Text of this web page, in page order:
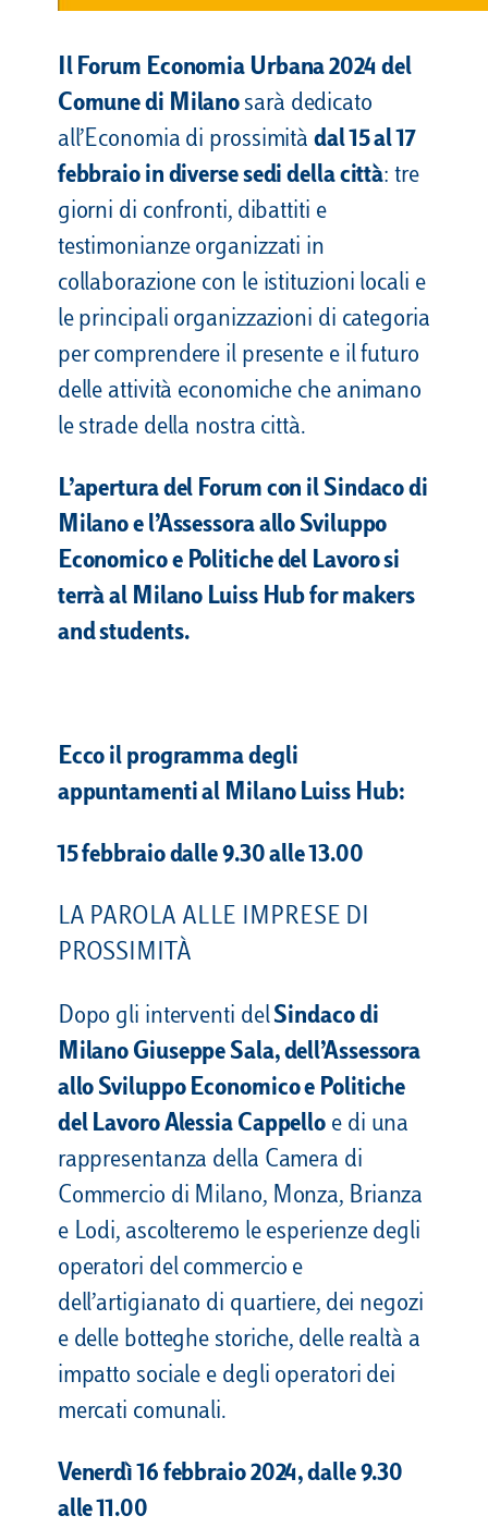
Il Forum Economia Urbana 2024 del
Comune di Milano sarà dedicato
all’Economia di prossimitàdal 15 al 17
febbraio in diverse sedi della città: tre
giorni di confronti, dibattiti e
testimonianze organizzati in
collaborazione con le istituzioni locali e
le principali organizzazioni di categoria
per comprendere il presente e il futuro
delle attività economiche che animano
le strade della nostra città.
L’apertura del Forum con il Sindaco di
Milano e l’Assessora allo Sviluppo
Economico e Politiche del Lavoro si
terrà al Milano Luiss Hub for makers
and students.
Ecco il programma degli
appuntamenti al Milano Luiss Hub:
15 febbraio dalle 9.30 alle 13.00
LA PAROLA ALLE IMPRESE DI
PROSSIMITÀ
Dopo gli interventi delSindaco di
Milano Giuseppe Sala, dell’Assessora
allo Sviluppo Economico e Politiche
del Lavoro Alessia Cappello e di una
rappresentanza della Camera di
Commercio di Milano, Monza, Brianza
e Lodi, ascolteremo le esperienze degli
operatori del commercio e
dell’artigianato di quartiere, dei negozi
e delle botteghe storiche, delle realtà a
impatto sociale e degli operatori dei
mercati comunali.
Venerdì 16 febbraio 2024, dalle 9.30
alle 11.00